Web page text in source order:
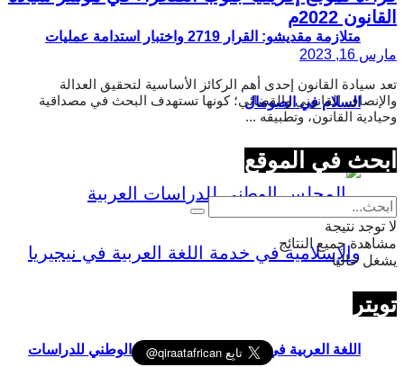
متلازمة مقديشو: القرار 2719 واختبار استدامة عمليات
السلام في الصومال
اللغة العربية في نيجيريا ودور “المجلس الوطني للدراسات
القانون 2022م
مارس 16, 2023
تعد سيادة القانون إحدى أهم الركائز الأساسية لتحقيق العدالة
والإنصاف القانوني والقضائي؛ كونها تستهدف البحث في مصداقية
وحيادية القانون، وتطبيقه ...
ابحث في الموقع
لا توجد نتيجة
مشاهدة جميع النتائج
يشغل حاليا
تويتر